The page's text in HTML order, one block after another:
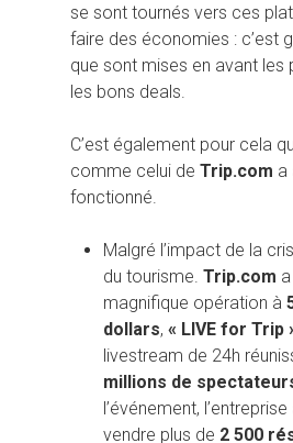
se sont tournés vers ces
faire des économies : c’est
que sont mises en avant
les bons deals.
C’est également pour cela
comme celui de Trip.com a
fonctionné.
Malgré l’impact de la
du tourisme. Trip.com
magnifique opération à
dollars, « LIVE for Trip
livestream de 24h
millions de
l’événement,
vendre plus de 2 500